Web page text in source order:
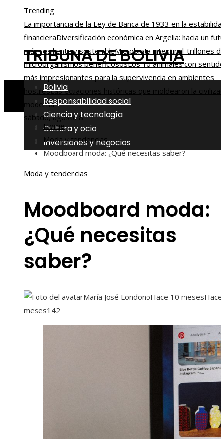
Trending
La importancia de la Ley de Banca de 1933 en la
financieraDiversificación económica en Argelia: hacia un
más resiliente y sostenibleMicrobiota intestinal: trillones
microorganismos beneficiososLos 10 animales con
más impresionantes para la supervivencia en ambientes
hostilesLas ecuaciones históricas que moldearon la
moderna
sábado, agosto 8
TRIBUNA DE BOLIVIA
Bolivia
Responsabilidad social
Ciencia y tecnología
Cultura y ocio
Inversiones y negocios
Home
Moda y tendencias
Moodboard moda: ¿Qué necesitas saber?
Moda y tendencias
Moodboard moda:
¿Qué necesitas
saber?
María José LondoñoHace 10 meses
meses142